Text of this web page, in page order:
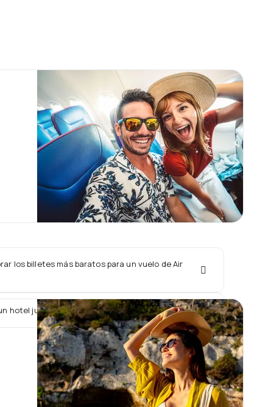
los billetes más baratos para un vuelo de Air
hotel junto con un vuelo de Air Botswana?